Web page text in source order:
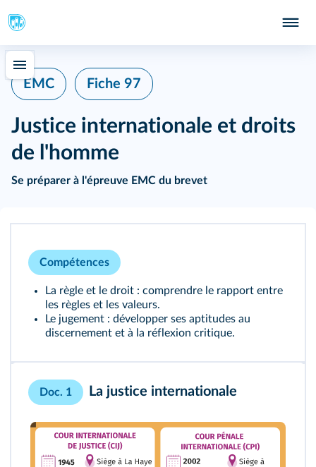
EMC Fiche 97
Justice internationale et droits
de l'homme
Se préparer à l'épreuve EMC du brevet
Compétences
La règle et le droit : comprendre le rapport entre
les règles et les valeurs.
Le jugement : développer ses aptitudes au
discernement et à la réflexion critique.
Doc. 1 La justice internationale